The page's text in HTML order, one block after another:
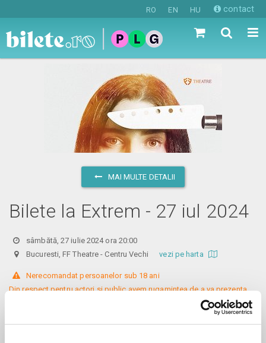
RO EN HU contact
MAI MULTE DETALII
Bilete la Extrem - 27 iul 2024
sâmbătă, 27 iulie 2024 ora 20:00
Bucuresti, FF Theatre - Centru Vechivezi pe harta
Nerecomandat persoanelor sub 18 ani
Din respect pentru actori si public avem rugamintea de a va prezenta
cu cel putin 30 de minute inainte de inceperea spectacolului.
Dupa ora inceperii reprezentatiei, rezervarile si biletele isi pierd